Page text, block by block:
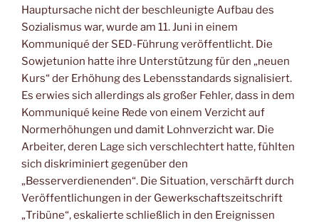
Hauptursache nicht der beschleunigte Aufbau des
Sozialismus war, wurde am 11. Juni in einem
Kommuniqué der SED-Führung veröffentlicht. Die
Sowjetunion hatte ihre Unterstützung für den „neuen
Kurs“ der Erhöhung des Lebensstandards signalisiert.
Es erwies sich allerdings als großer Fehler, dass in dem
Kommuniqué keine Rede von einem Verzicht auf
Normerhöhungen und damit Lohnverzicht war. Die
Arbeiter, deren Lage sich verschlechtert hatte, fühlten
sich diskriminiert gegenüber den
„Besserverdienenden“. Die Situation, verschärft durch
Veröffentlichungen in der Gewerkschaftszeitschrift
„Tribüne“, eskalierte schließlich in den Ereignissen